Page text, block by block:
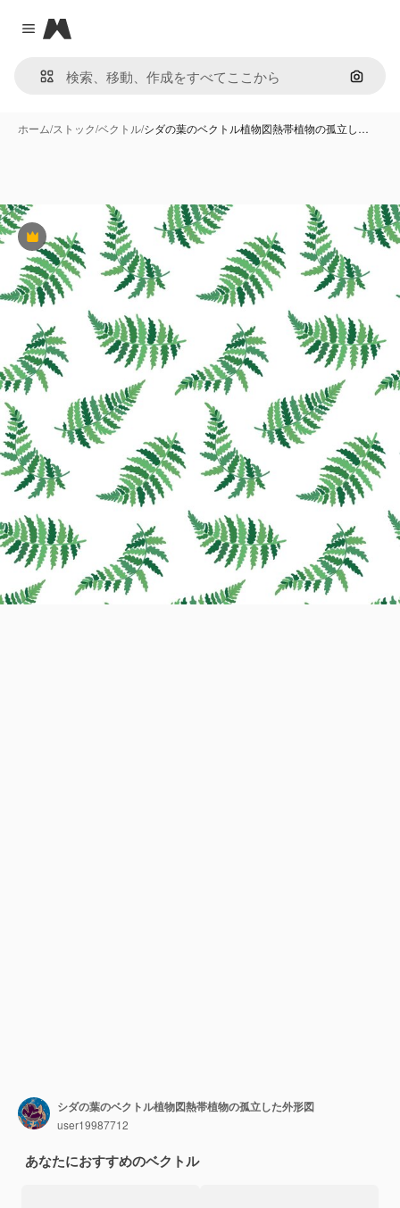
Close menu
Magnific
画像で
ホーム/ストック/ベクトル/シダの葉のベクトル植物図熱帯植物の孤立し…
Premium
シダの葉のベクトル植物図熱帯植物の孤立した外形図
user19987712
あなたにおすすめのベクトル